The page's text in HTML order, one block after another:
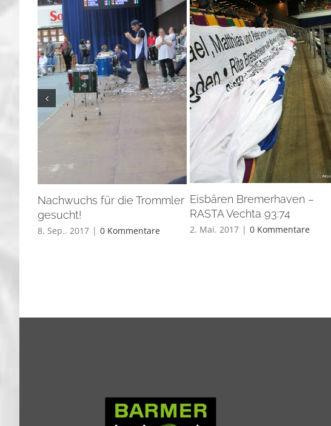
Nachwuchs für die Trommler
gesucht!
8. Sep.. 2017 | 0 Kommentare
Eisbären Bremerhaven –
RASTA Vechta 93:74
2. Mai. 2017 | 0 Kommentare